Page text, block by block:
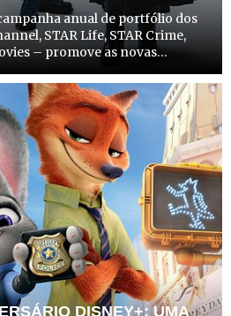
campanha anual de portfólio dos
STAR Life, STAR Crime,
– promove as novas
para mostrar que
DISNEY+: UMA